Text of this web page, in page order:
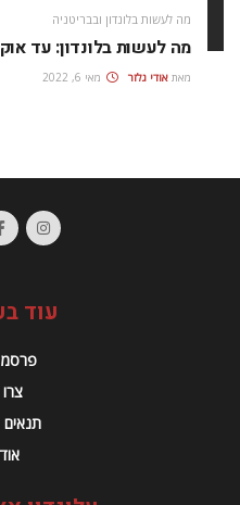
מה לעשות בלונדון ובבריטניה
מה לעשות בלונדון: עד
מאת אודי גלזר מאי 6, 2022
עוד
תנאים